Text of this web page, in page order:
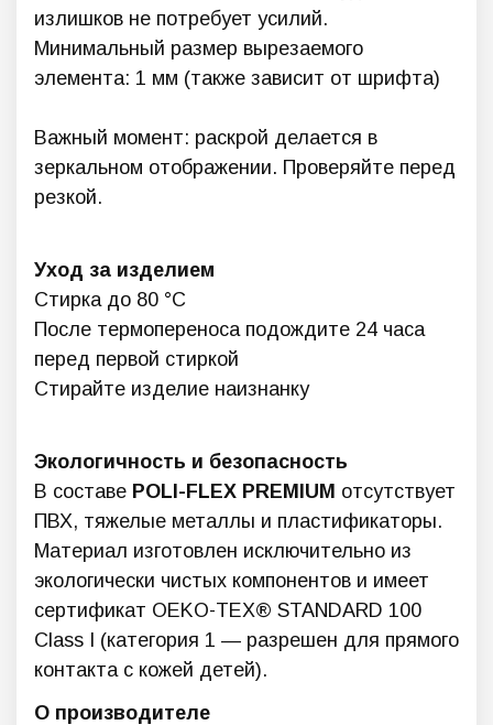
излишков не потребует усилий.
Минимальный размер вырезаемого
элемента: 1 мм (также зависит от шрифта)
Важный момент: раскрой делается в
зеркальном отображении. Проверяйте перед
резкой.
Уход за изделием
Стирка до 80 °C
После термопереноса подождите 24 часа
перед первой стиркой
Стирайте изделие наизнанку
Экологичность и безопасность
В составе POLI-FLEX PREMIUM отсутствует
ПВХ, тяжелые металлы и пластификаторы.
Материал изготовлен исключительно из
экологически чистых компонентов и имеет
сертификат OEKO-TEX® STANDARD 100
Class I (категория 1 — разрешен для прямого
контакта с кожей детей).
О производителе